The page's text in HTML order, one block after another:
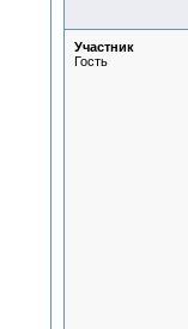
Участник
Гость